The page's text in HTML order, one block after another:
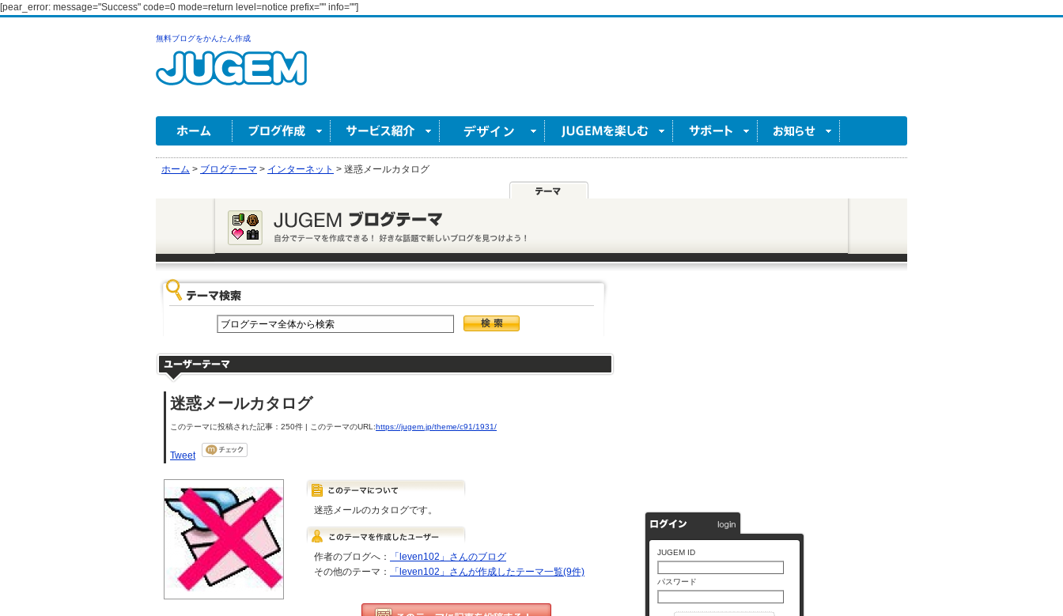
[pear_error: message="Success" code=0 mode=return level=notice prefix="" info=""]
無料ブログをかんたん作成
ホーム > ブログテーマ > インターネット > 迷惑メールカタログ
迷惑メールカタログ
このテーマに投稿された記事：250件 | このテーマのURL:https://jugem.jp/theme/c91/1931/
Tweet
迷惑メールのカタログです。
作者のブログへ：
「leven102」さんのブログ
その他のテーマ：
「leven102」さんが作成したテーマ一覧(9件)
JUGEM ID
パスワード